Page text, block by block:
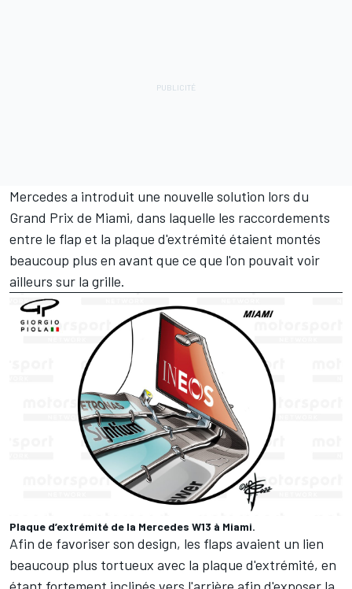
Mercedes a introduit une nouvelle solution lors du
Grand Prix de Miami, dans laquelle les raccordements
entre le flap et la plaque d'extrémité étaient montés
beaucoup plus en avant que ce que l'on pouvait voir
ailleurs sur la grille.
Plaque d’extrémité de la Mercedes W13 à Miami.
Afin de favoriser son design, les flaps avaient un lien
beaucoup plus tortueux avec la plaque d'extrémité, en